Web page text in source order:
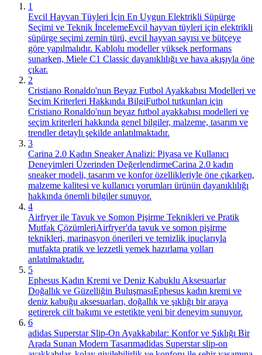
1
Evcil Hayvan Tüyleri İçin En Uygun Elektrikli Süpürge
Seçimi ve Teknik İncelemeEvcil hayvan tüyleri için elektrikli
süpürge seçimi zemin türü, evcil hayvan sayısı ve bütçeye
göre yapılmalıdır. Kablolu modeller yüksek performans
sunarken, Miele C1 Classic dayanıklılığı ve hava akışıyla öne
çıkar.
2
Cristiano Ronaldo'nun Beyaz Futbol Ayakkabısı Modelleri ve
Seçim Kriterleri Hakkında BilgiFutbol tutkunları için
Cristiano Ronaldo'nun beyaz futbol ayakkabısı modelleri ve
seçim kriterleri hakkında genel bilgiler, malzeme, tasarım ve
trendler detaylı şekilde anlatılmaktadır.
3
Carina 2.0 Kadın Sneaker Analizi: Piyasa ve Kullanıcı
Deneyimleri Üzerinden DeğerlendirmeCarina 2.0 kadın
sneaker modeli, tasarım ve konfor özellikleriyle öne çıkarken,
malzeme kalitesi ve kullanıcı yorumları ürünün dayanıklılığı
hakkında önemli bilgiler sunuyor.
4
Airfryer ile Tavuk ve Somon Pişirme Teknikleri ve Pratik
Mutfak ÇözümleriAirfryer'da tavuk ve somon pişirme
teknikleri, marinasyon önerileri ve temizlik ipuçlarıyla
mutfakta pratik ve lezzetli yemek hazırlama yolları
anlatılmaktadır.
5
Ephesus Kadın Kremi ve Deniz Kabuklu Aksesuarlar
Doğallık ve Güzelliğin BuluşmasıEphesus kadın kremi ve
deniz kabuğu aksesuarları, doğallık ve şıklığı bir araya
getirerek cilt bakımı ve estetikte yeni bir deneyim sunuyor.
6
adidas Superstar Slip-On Ayakkabılar: Konfor ve Şıklığı Bir
Arada Sunan Modern Tasarımadidas Superstar slip-on